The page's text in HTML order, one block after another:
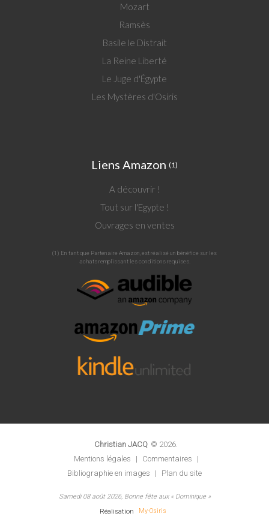
Mozart
Ramsès
Basile le Distrait
La Reine Liberté
Le Juge d'Égypte
Les Mystères d'Osiris
Liens Amazon (1)
A découvrir !
Tout sur l'Egypte !
Ouvrages en ventes
(1) En tant que Partenaire Amazon, est réalisé un bénéfice sur les
achats remplissant les conditions requises.
Christian JACQ © 2026.
Mentions légales
| Commentaires
|
Bibliographie en images
| Plan du site
Samedi 08 août 2026, Bonne fête aux « Dominique »
Réalisation My-Osiris